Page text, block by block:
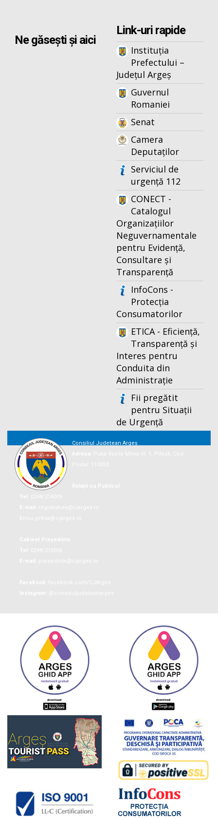
Ne găsești și aici
Link-uri rapide
Instituția
Prefectului –
Județul Argeș
Guvernul
Romaniei
Senat
Camera
Deputaților
Serviciul de
urgență 112
CONECT -
Catalogul
Organizațiilor
Neguvernamentale
pentru Evidență,
Consultare și
Transparență
InfoCons -
Protecția
Consumatorilor
ETICA - Eficiență,
Transparență și
Interes pentru
Conduita din
Administrație
Fii pregătit
pentru Situații
de Urgență
Consiliul Județean Argeș